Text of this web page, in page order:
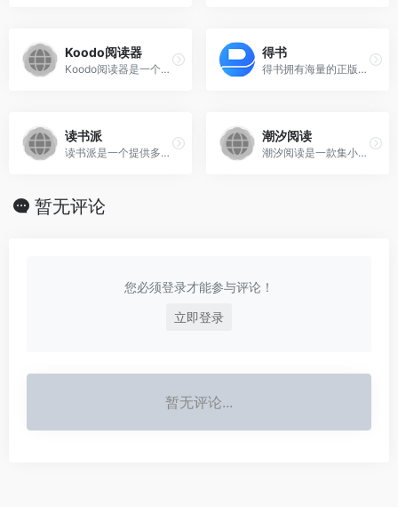
Koodo阅读器
Koodo阅读器是一个开源免费的电子书阅读器，支持多达15种主流电子书格式， 内置笔记，高亮，翻译功能，助力高效书籍阅读和学习。
得书
得书拥有海量的正版图书品类：小说、经管图书、文学图书、社科图书、科技图书、生活图书等上万本好书。致力于为读者提供好书书目与你一起阅读更多精品好书。
读书派
读书派是一个提供多种电子书格式下载的平台，主要支持 epub 、 azw3 、 mobi 和 pdf 格式，用户可通过官网搜索书籍并免费下载。
潮汐阅读
潮汐阅读是一款集小说阅读器、TXT小说阅读器、电子书阅读器于一身的全平台同步进度小说阅读器。无论你是想要下载小说txt文件，还是寻找一款免费TXT小说阅读器，潮汐阅读都是你的最佳选择。
暂无评论
您必须登录才能参与评论！
立即登录
暂无评论...